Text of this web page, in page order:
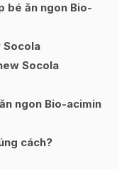
bé ăn ngon Bio-
Socola
Socola
ngon Bio-acimin
cách?